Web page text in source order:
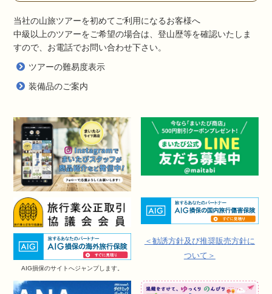
当社の山旅ツアーを初めてご利用になるお客様へ
中級以上のツアーをご希望の場合は、登山歴等を確認いたしま
すので、お電話でお問い合わせ下さい。
ツアーの難易度表示
装備品のご案内
AIG損保のサイトへジャンプします。
＜勧誘方針及び推奨販売方針に
ついて＞